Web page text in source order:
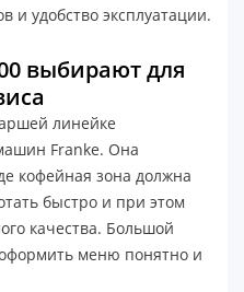
и удобство эксплуатации.
выбирают для
линейке
Franke. Она
кофейная зона должна
быстро и при этом
качества. Большой
меню понятно и